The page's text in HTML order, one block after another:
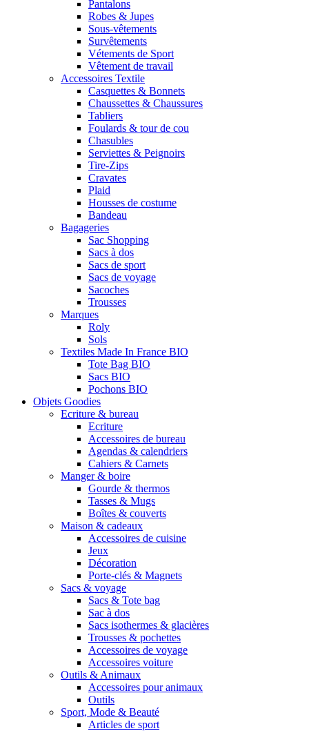
Pantalons
Robes & Jupes
Sous-vêtements
Survêtements
Vétements de Sport
Vêtement de travail
Accessoires Textile
Casquettes & Bonnets
Chaussettes & Chaussures
Tabliers
Foulards & tour de cou
Chasubles
Serviettes & Peignoirs
Tire-Zips
Cravates
Plaid
Housses de costume
Bandeau
Bagageries
Sac Shopping
Sacs à dos
Sacs de sport
Sacs de voyage
Sacoches
Trousses
Marques
Roly
Sols
Textiles Made In France BIO
Tote Bag BIO
Sacs BIO
Pochons BIO
Objets Goodies
Ecriture & bureau
Ecriture
Accessoires de bureau
Agendas & calendriers
Cahiers & Carnets
Manger & boire
Gourde & thermos
Tasses & Mugs
Boîtes & couverts
Maison & cadeaux
Accessoires de cuisine
Jeux
Décoration
Porte-clés & Magnets
Sacs & voyage
Sacs & Tote bag
Sac à dos
Sacs isothermes & glacières
Trousses & pochettes
Accessoires de voyage
Accessoires voiture
Outils & Animaux
Accessoires pour animaux
Outils
Sport, Mode & Beauté
Articles de sport